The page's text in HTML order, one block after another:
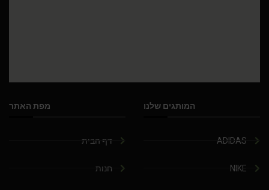
המותגים שלנו
ADIDAS
NIKE
מפת האתר
דף הבית
חנות